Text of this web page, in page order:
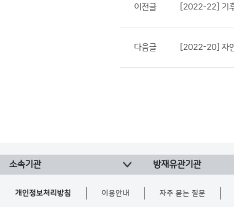
이전글 [2022-22] 기
다음글 [2022-20] 자
소속기관 방재유관기관
개인정보처리방침 이용안내 자주 묻는 질문